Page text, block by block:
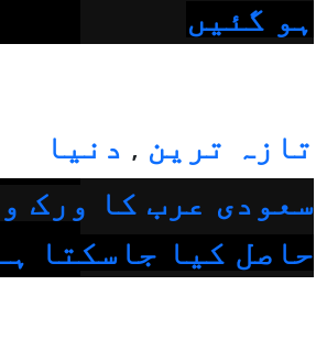
ہو گئیں
تازہ ترین , دنیا
سعودی عرب کا ورک
حاصل کیا جاسکتا